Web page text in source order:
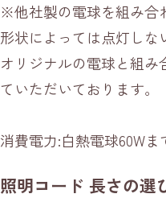
※他社製の電球を組み合
形状によっては点灯しな
オリジナルの電球と組
ていただいております。
消費電力:白熱電球60Wま
照明コード 長さの選